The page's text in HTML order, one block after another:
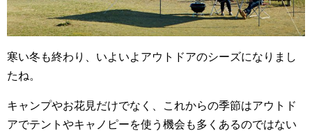
寒い冬も終わり、いよいよアウトドアのシーズになりまし
たね。
キャンプやお花見だけでなく、これからの季節はアウトド
アでテントやキャノピーを使う機会も多くあるのではない